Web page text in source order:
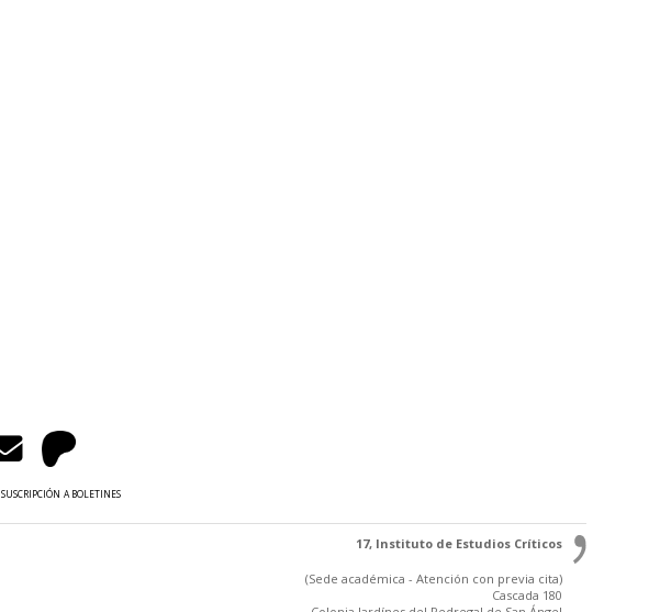
SUSCRIPCIÓN A BOLETINES
17, Instituto de Estudios Críticos
(Sede académica - Atención con previa cita)
Cascada 180